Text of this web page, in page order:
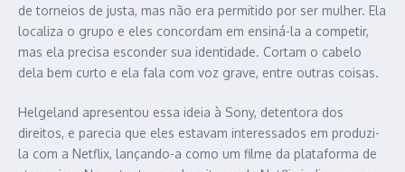
de torneios de justa, mas não era permitido por ser mulher. Ela
localiza o grupo e eles concordam em ensiná-la a competir,
mas ela precisa esconder sua identidade. Cortam o cabelo
dela bem curto e ela fala com voz grave, entre outras coisas.
Helgeland apresentou essa ideia à Sony, detentora dos
direitos, e parecia que eles estavam interessados em produzi-
la com a Netflix, lançando-a como um filme da plataforma de